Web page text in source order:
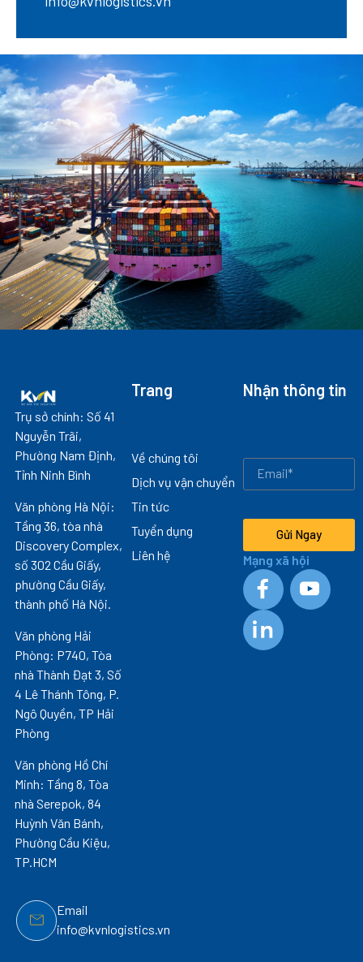
Trụ sở chính: Số 41
Nguyễn Trãi,
Phường Nam Định,
Tỉnh Ninh Bình
Văn phòng Hà Nội:
Tầng 36, tòa nhà
Discovery Complex,
số 302 Cầu Giấy,
phường Cầu Giấy,
thành phố Hà Nội.
Văn phòng Hải
Phòng: P740, Tòa
nhà Thành Đạt 3, Số
4 Lê Thánh Tông, P.
Ngô Quyền, TP Hải
Phòng
Văn phòng Hồ Chí
Minh: Tầng 8, Tòa
nhà Serepok, 84
Huỳnh Văn Bánh,
Phường Cầu Kiệu,
TP.HCM
Trang
Về chúng tôi
Dịch vụ vận chuyển
Tin tức
Tuyển dụng
Liên hệ
Nhận thông tin
Gửi Ngay
Mạng xã hội
Email
info@kvnlogistics.vn